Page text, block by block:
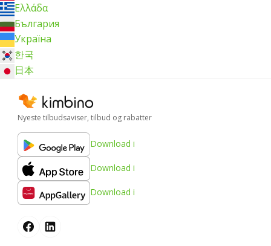
Ελλάδα
България
Україна
한국
日本
Nyeste tilbudsaviser, tilbud og rabatter
Download i
Download i
Download i